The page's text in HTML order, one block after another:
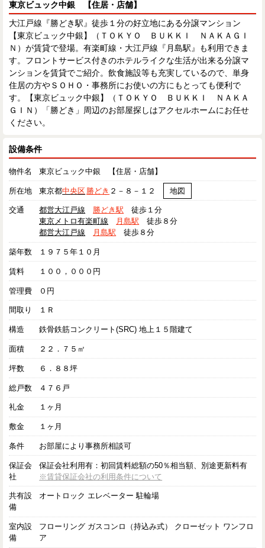
東京ビュック中銀 【住居・店舗】
大江戸線『勝どき駅』徒歩１分の好立地にある分譲マンション
【東京ビュック中銀】（ＴＯＫＹＯ ＢＵＫＫＩ ＮＡＫＡＧＩ
Ｎ）が賃貸で登場。有楽町線・大江戸線『月島駅』も利用できま
す。フロントサービス付きのホテルライクな生活が出来る分譲マ
ンションを賃貸でご紹介。飲食施設等も充実しているので、単身
住居の方やＳＯＨＯ・事務所にお使いの方にもとっても便利で
す。【東京ビュック中銀】（ＴＯＫＹＯ ＢＵＫＫＩ ＮＡＫＡ
ＧＩＮ）「勝どき」周辺のお部屋探しはアクセルホームにお任せ
ください。
設備条件
物件名 東京ビュック中銀 【住居・店舗】
所在地 東京都中央区 勝どき ２－８－１２ 地図
交通 都営大江戸線 勝どき駅 徒歩１分
東京メトロ有楽町線
月島駅 徒歩８分
都営大江戸線
月島駅 徒歩８分
築年数 １９７５年１０月
賃料 １００，０００円
管理費 ０円
間取り １Ｒ
構造 鉄骨鉄筋コンクリート(SRC) 地上１５階建て
面積 ２２．７５㎡
坪数 ６．８８坪
総戸数 ４７６戸
礼金 １ヶ月
敷金 １ヶ月
条件 お部屋により事務所相談可
保証会
社
保証会社利用有：初回賃料総額の50％相当額、別途更新料有
※賃貸保証会社の利用条件について
共有設
備
オートロック エレベーター 駐輪場
室内設
備
フローリング ガスコンロ（持込み式） クローゼット ワンフロ
ア